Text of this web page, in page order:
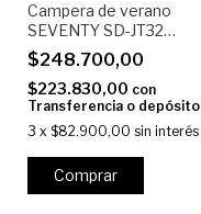
Campera de verano
SEVENTY SD-JT32
TOURING
$248.700,00
$223.830,00 con
Transferencia o depósito
3 x $82.900,00 sin interés
Comprar